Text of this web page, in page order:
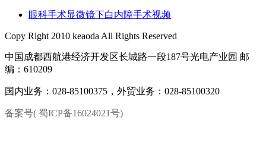
眼科手术显微镜下白内障手术视频
Copy Right 2010 keaoda All Rights Reserved
中国成都西航港经济开发区长城路一段187号光电产业园 邮
编：610209
国内业务：028-85100375，外贸业务：028-85100320
备案号( 蜀ICP备16024021号)